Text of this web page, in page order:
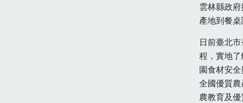
雲林縣政
產地到餐桌
日前臺北
程，實地
園食材安
全國優質
農教育及